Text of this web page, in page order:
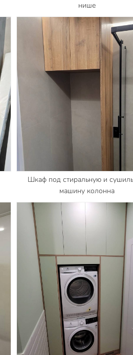
нише
Шкаф под стиральную и
машину колонна